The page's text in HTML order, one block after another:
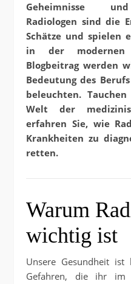
Geheimnisse
Radiologen sind die
Schätze und spielen
in der
Blogbeitrag werden
Bedeutung des
beleuchten.
Welt der
erfahren Sie, wie
Krankheiten zu
retten.
Warum
wichtig ist
Unsere Gesundheit
Gefahren, die ihr im